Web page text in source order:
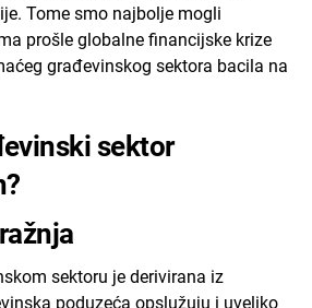
Tome smo najbolje mogli
prošle globalne financijske krize
građevinskog sektora bacila na
sektor
sektoru je derivirana iz
poduzeća opslužuju i uveliko